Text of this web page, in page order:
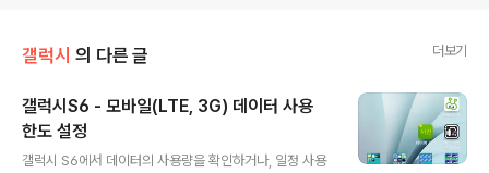
갤럭시 의 다른 글 더보기
갤럭시S6 - 모바일(LTE, 3G) 데이터 사용
한도 설정
갤럭시 S6에서 데이터의 사용량을 확인하거나, 일정 사용